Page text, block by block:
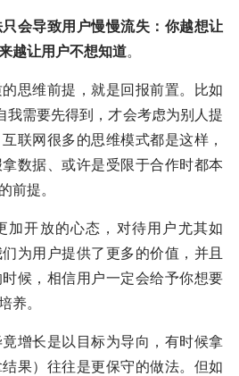
会导致用户慢慢流失：你越想让
越让用户不想知道。
思维前提，就是回报前置。比如
我需要先得到，才会考虑为别人提
联网很多的思维模式都是这样，
数据、或许是受限于合作时都本
前提。
加开放的心态，对待用户尤其如
为用户提供了更多的价值，并且
候，相信用户一定会给予你想要
养。
增长是以目标为导向，有时候拿
果）往往是更保守的做法。但如